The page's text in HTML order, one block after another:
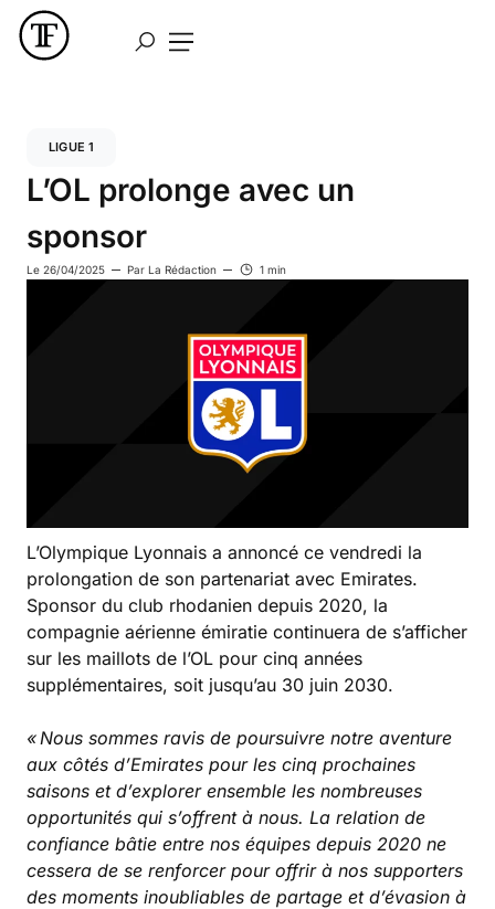
LIGUE 1
L’OL prolonge avec un
sponsor
Le 26/04/2025 Par La Rédaction 1 min
L’Olympique Lyonnais a annoncé ce vendredi la
prolongation de son partenariat avec Emirates.
Sponsor du club rhodanien depuis 2020, la
compagnie aérienne émiratie continuera de s’afficher
sur les maillots de l’OL pour cinq années
supplémentaires, soit jusqu’au 30 juin 2030.
« Nous sommes ravis de poursuivre notre aventure
aux côtés d’Emirates pour les cinq prochaines
saisons et d’explorer ensemble les nombreuses
opportunités qui s’offrent à nous. La relation de
confiance bâtie entre nos équipes depuis 2020 ne
cessera de se renforcer pour offrir à nos supporters
des moments inoubliables de partage et d’évasion à